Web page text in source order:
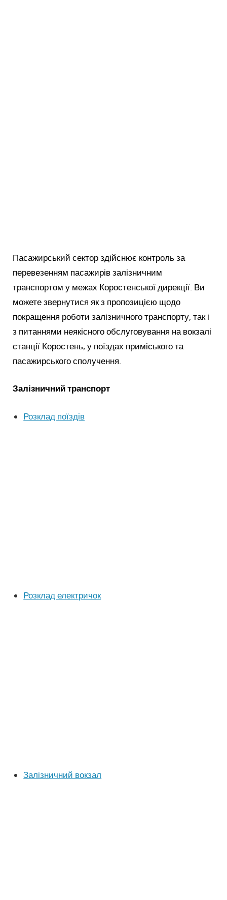
Пасажирський сектор здійснює контроль за
перевезенням пасажирів залізничним
транспортом у межах Коростенської дирекції. Ви
можете звернутися як з пропозицією щодо
покращення роботи залізничного транспорту, так і
з питаннями неякісного обслуговування на вокзалі
станції Коростень, у поїздах приміського та
пасажирського сполучення.
Залізничний транспорт
Розклад поїздів
Розклад електричок
Залізничний вокзал